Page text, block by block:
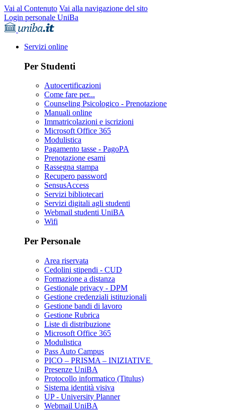
Vai al Contenuto Vai alla navigazione del sito
Login personale UniBa
Servizi online
Per Studenti
Autocertificazioni
Come fare per...
Counseling Psicologico - Prenotazione
Manuali online
Immatricolazioni e iscrizioni
Microsoft Office 365
Modulistica
Pagamento tasse - PagoPA
Prenotazione esami
Rassegna stampa
Recupero password
SensusAccess
Servizi bibliotecari
Servizi digitali agli studenti
Webmail studenti UniBA
Wifi
Per Personale
Area riservata
Cedolini stipendi - CUD
Formazione a distanza
Gestionale privacy - DPM
Gestione credenziali istituzionali
Gestione bandi di lavoro
Gestione Rubrica
Liste di distribuzione
Microsoft Office 365
Modulistica
Pass Auto Campus
PICO – PRISMA – INIZIATIVE
Presenze UniBA
Protocollo informatico (Titulus)
Sistema identità visiva
UP - University Planner
Webmail UniBA